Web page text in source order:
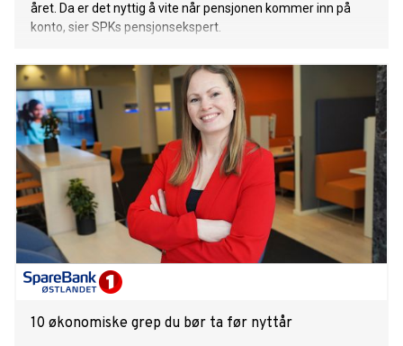
året. Da er det nyttig å vite når pensjonen kommer inn på
konto, sier SPKs pensjonsekspert.
10 økonomiske grep du bør ta før nyttår